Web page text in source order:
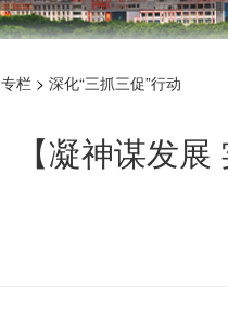
专栏 > 深化“三抓三促”行动
【凝神谋发